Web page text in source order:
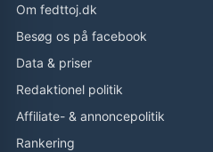
Om fedttoj.dk
Besøg os på facebook
Data & priser
Redaktionel politik
Affiliate- & annoncepolitik
Rankering